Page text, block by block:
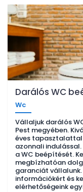
Darálós WC
Wc
Vállaljuk darálós
Pest megyében.
éves tapasztalattal
azonnali
a WC beépítését.
megbízhatóan
garanciát
információkért és
elérhetőségeink